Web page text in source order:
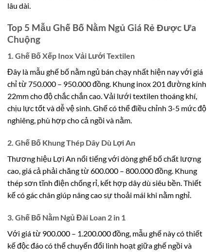
lâu dài.
Top 5 Mẫu Ghế Bố Nằm Ngủ Giá Rẻ Được Ưa
Chuộng
1. Ghế Bố Xếp Inox Vải Lưới Textilen
Đây là mẫu ghế bố nằm ngủ bán chạy nhất hiện nay với giá
chỉ từ 750.000 – 950.000 đồng. Khung inox 201 đường kính
22mm cho độ chắc chắn cao. Vải lưới textilen thoáng khí,
chịu lực tốt và dễ vệ sinh. Ghế có thể điều chỉnh 3-5 mức độ
nghiêng, phù hợp cho cả ngồi và nằm.
2. Ghế Bố Khung Thép Dây Dù Lợi An
Thương hiệu Lợi An nổi tiếng với dòng ghế bố chất lượng
cao, giá cả phải chăng từ 600.000 – 800.000 đồng. Khung
thép sơn tĩnh điện chống rỉ, kết hợp dây dù siêu bền. Thiết
kế có gác chân giúp nâng cao sự thoải mái khi nằm nghỉ.
3. Ghế Bố Nằm Ngủ Đài Loan 2 in 1
Với giá từ 900.000 – 1.200.000 đồng, mẫu ghế này có thiết
kế độc đáo có thể chuyển đổi linh hoạt giữa ghế ngồi và